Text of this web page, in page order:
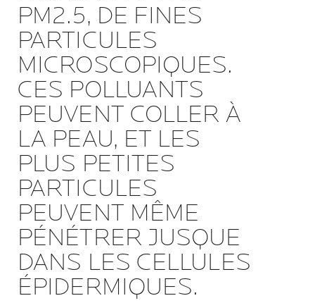
PM2.5, DE FINES
PARTICULES
MICROSCOPIQUES.
CES POLLUANTS
PEUVENT COLLER À
LA PEAU, ET LES
PLUS PETITES
PARTICULES
PEUVENT MÊME
PÉNÉTRER JUSQUE
DANS LES CELLULES
ÉPIDERMIQUES.